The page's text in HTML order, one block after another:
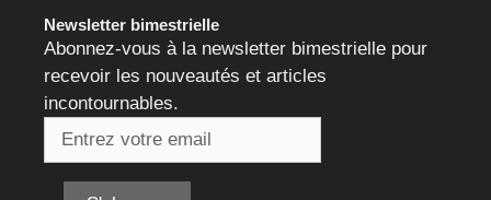
Newsletter bimestrielle
Abonnez-vous à la newsletter bimestrielle pour
recevoir les nouveautés et articles
incontournables.